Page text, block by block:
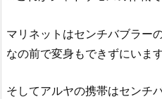
マリネットはセンチバブラー
なの前で変身もできずにいます
そしてアルヤの携帯はセンチ